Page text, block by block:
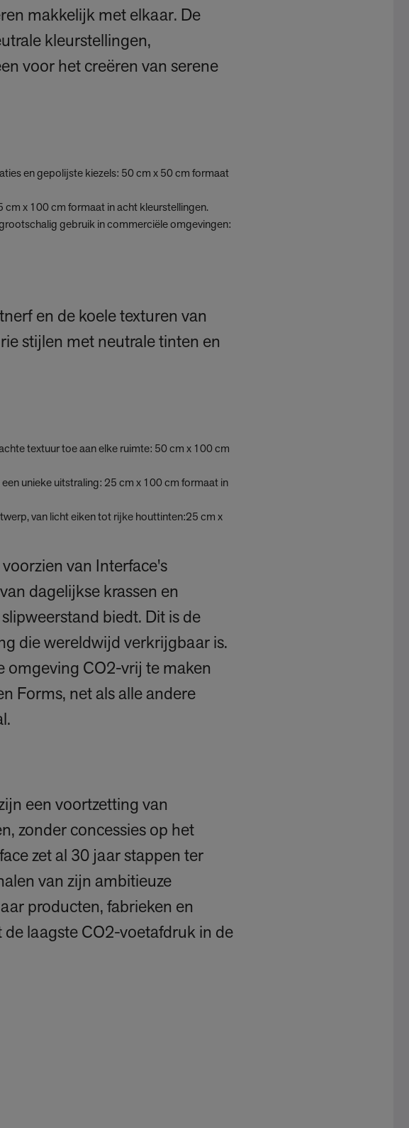
makkelijk met elkaar. De
kleurstellingen,
voor het creëren van serene
en gepolijste kiezels: 50 cm x 50 cm formaat
x 100 cm formaat in acht kleurstellingen.
gebruik in commerciële omgevingen:
en de koele texturen van
stijlen met neutrale tinten en
textuur toe aan elke ruimte: 50 cm x 100 cm
unieke uitstraling: 25 cm x 100 cm formaat in
van licht eiken tot rijke houttinten:25 cm x
van Interface's
dagelijkse krassen en
biedt. Dit is de
die wereldwijd verkrijgbaar is.
omgeving CO2-vrij te maken
Forms, net als alle andere
een voortzetting van
zonder concessies op het
zet al 30 jaar stappen ter
van zijn ambitieuze
producten, fabrieken en
laagste CO2-voetafdruk in de